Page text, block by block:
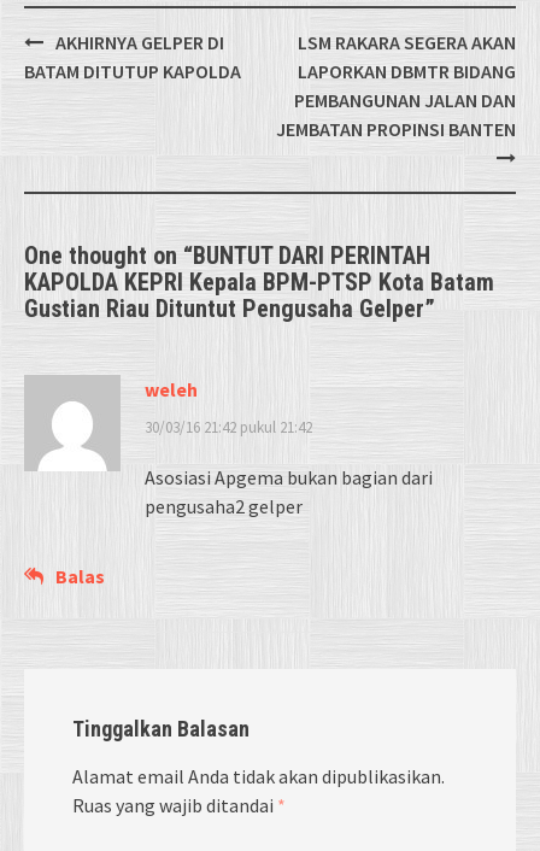
Post
navigation
AKHIRNYA GELPER DI
BATAM DITUTUP KAPOLDA
LSM RAKARA SEGERA AKAN
LAPORKAN DBMTR BIDANG
PEMBANGUNAN JALAN DAN
JEMBATAN PROPINSI BANTEN
One thought on “BUNTUT DARI PERINTAH
KAPOLDA KEPRI Kepala BPM-PTSP Kota Batam
Gustian Riau Dituntut Pengusaha Gelper”
weleh
30/03/16 21:42 pukul 21:42
Asosiasi Apgema bukan bagian dari
pengusaha2 gelper
Balas
Tinggalkan Balasan
Alamat email Anda tidak akan dipublikasikan.
Ruas yang wajib ditandai *